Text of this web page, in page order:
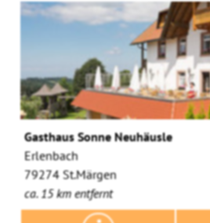
Gasthaus Sonne Neuhäusle
Erlenbach
79274 St.Märgen
ca. 15 km entfernt